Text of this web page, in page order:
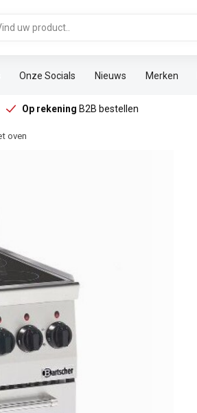
Onze Socials Nieuws Merken
Op rekening B2B bestellen
oven